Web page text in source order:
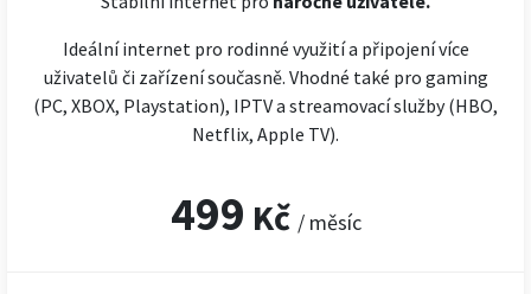
Ideální internet pro rodinné využití a připojení více
uživatelů či zařízení současně. Vhodné také pro gaming
(PC, XBOX, Playstation), IPTV a streamovací služby (HBO,
Netflix, Apple TV).
499 Kč / měsíc